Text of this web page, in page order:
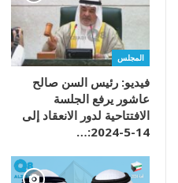
المجلس
فيديو: رئيس السن صالح
عاشور يرفع الجلسة
الافتتاحية لدور الانعقاد إلى
14-5-2024:…